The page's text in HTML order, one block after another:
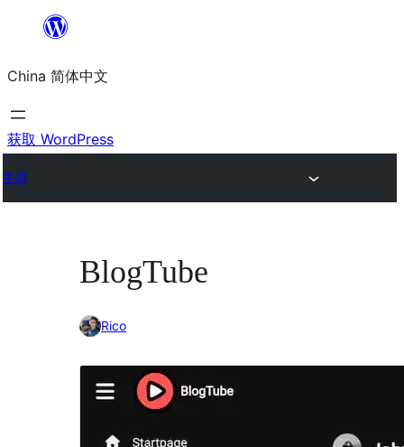
内
容
China 简体中文
获取 WordPress
主题
BlogTube
Rico